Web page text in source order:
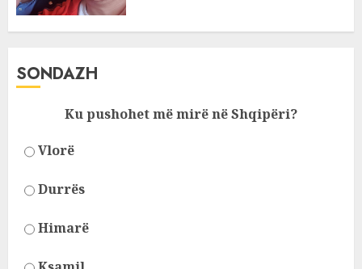
SONDAZH
Ku pushohet më mirë në Shqipëri?
Vlorë
Durrës
Himarë